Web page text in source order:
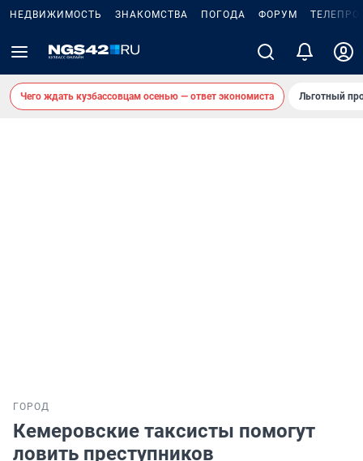
НЕДВИЖИМОСТЬ ЗНАКОМСТВА ПОГОДА ФОРУМ
Чего ждать кузбассовцам осенью — ответ экономиста Льготный
ГОРОД
Кемеровские таксисты помогут
ловить преступников